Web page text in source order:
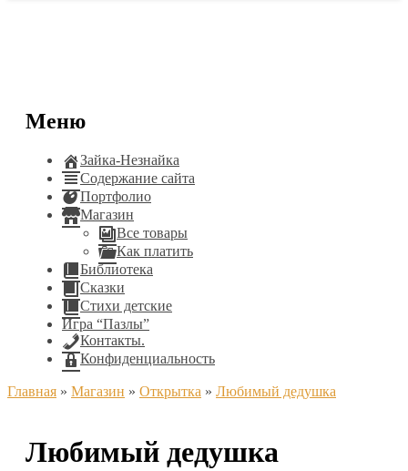
Меню
Зайка-Незнайка
Содержание сайта
Портфолио
Магазин
Все товары
Как платить
Библиотека
Сказки
Стихи детские
Игра “Пазлы”
Контакты.
Конфиденциальность
Главная » Магазин » Открытка » Любимый дедушка
Любимый дедушка